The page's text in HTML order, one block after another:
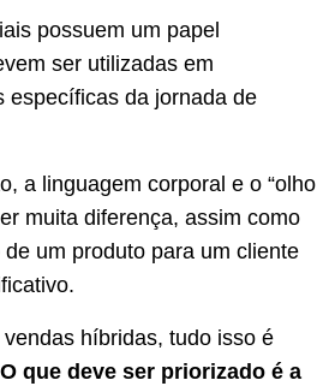
possuem um papel
ser utilizadas em
específicas da jornada de
a linguagem corporal e o “olho
muita diferença, assim como
um produto para um cliente
híbridas, tudo isso é
O que deve ser priorizado é a